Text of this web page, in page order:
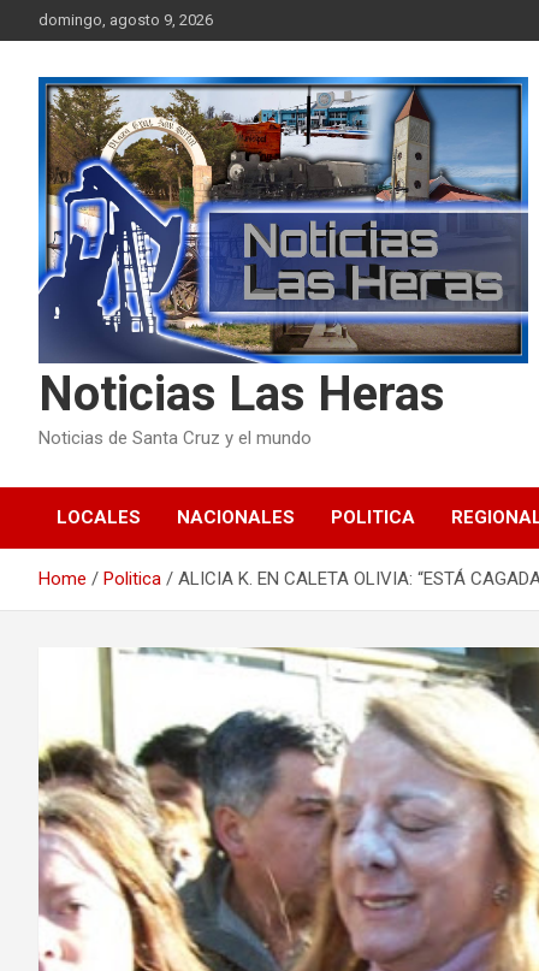
to
domingo, agosto 9, 2026
Noticias Las Heras
Noticias de Santa Cruz y el mundo
LOCALES NACIONALES POLITICA
Home Politica ALICIA K. EN CALETA OLIVIA: “ESTÁ